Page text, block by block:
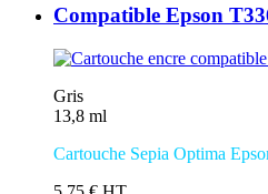
Compatible Epson
Gris
13,8 ml
Cartouche Sepia Optima